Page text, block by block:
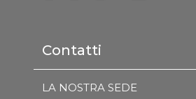
Contatti
LA NOSTRA SEDE